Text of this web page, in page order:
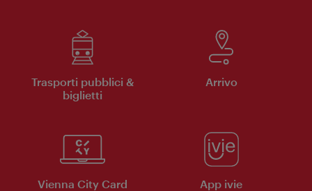
Trasporti pubblici &
biglietti
Arrivo
Vienna City Card App ivie